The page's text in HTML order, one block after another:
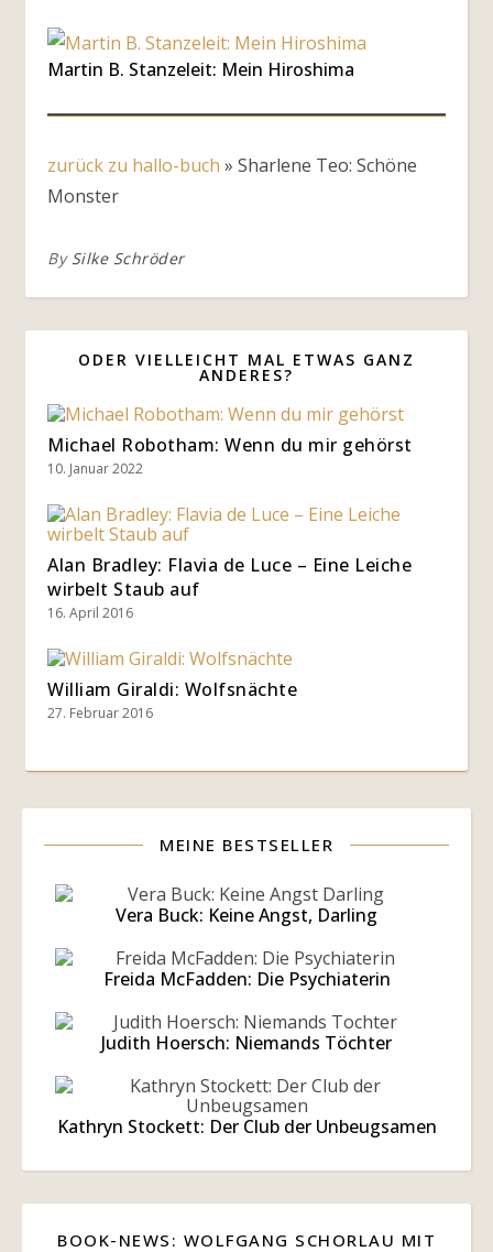
Martin B. Stanzeleit: Mein Hiroshima
zurück zu hallo-buch » Sharlene Teo: Schöne
Monster
By Silke Schröder
ODER VIELLEICHT MAL ETWAS GANZ
ANDERES?
Michael Robotham: Wenn du mir gehörst
10. Januar 2022
Alan Bradley: Flavia de Luce – Eine Leiche
wirbelt Staub auf
16. April 2016
William Giraldi: Wolfsnächte
27. Februar 2016
MEINE BESTSELLER
Vera Buck: Keine Angst, Darling
Freida McFadden: Die Psychiaterin
Judith Hoersch: Niemands Töchter
Kathryn Stockett: Der Club der Unbeugsamen
BOOK-NEWS: WOLFGANG SCHORLAU MIT